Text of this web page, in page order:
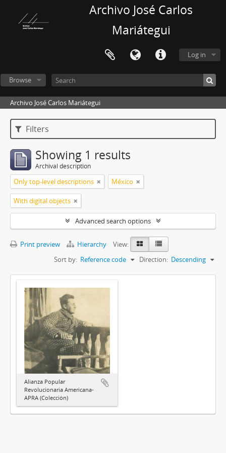
Archivo José Carlos
Mariátegui
Log in
Browse
Archivo José Carlos Mariátegui
Filters
Showing 1 results
Archival description
Only top-level descriptions México
With digital objects
Advanced search options
Print preview Hierarchy
View:
Sort by: Reference code Direction: Descending
Alianza Popular
Revolucionaria Americana-
APRA (Colección)